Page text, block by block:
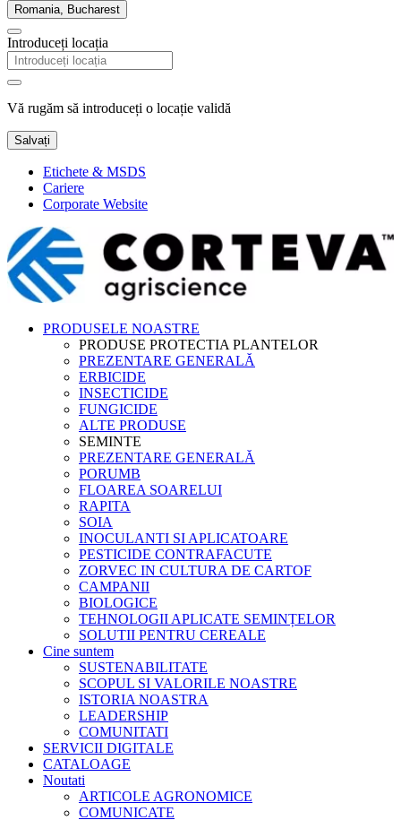
Romania, Bucharest
Introduceți locația
Vă rugăm să introduceți o locație validă
Salvați
Etichete & MSDS
Cariere
Corporate Website
PRODUSELE NOASTRE
PRODUSE PROTECTIA PLANTELOR
PREZENTARE GENERALĂ
ERBICIDE
INSECTICIDE
FUNGICIDE
ALTE PRODUSE
SEMINTE
PREZENTARE GENERALĂ
PORUMB
FLOAREA SOARELUI
RAPITA
SOIA
INOCULANTI SI APLICATOARE
PESTICIDE CONTRAFACUTE
ZORVEC IN CULTURA DE CARTOF
CAMPANII
BIOLOGICE
TEHNOLOGII APLICATE SEMINȚELOR
SOLUTII PENTRU CEREALE
Cine suntem
SUSTENABILITATE
SCOPUL SI VALORILE NOASTRE
ISTORIA NOASTRA
LEADERSHIP
COMUNITATI
SERVICII DIGITALE
CATALOAGE
Noutati
ARTICOLE AGRONOMICE
COMUNICATE